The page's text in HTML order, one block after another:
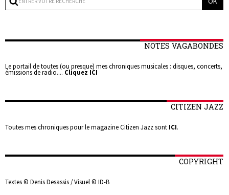
NOTES VAGABONDES
Le portail de toutes (ou presque) mes chroniques musicales : disques, concerts,
émissions de radio.... Cliquez ICI
CITIZEN JAZZ
Toutes mes chroniques pour le magazine Citizen Jazz sont ICI.
COPYRIGHT
Textes © Denis Desassis / Visuel © ID-B